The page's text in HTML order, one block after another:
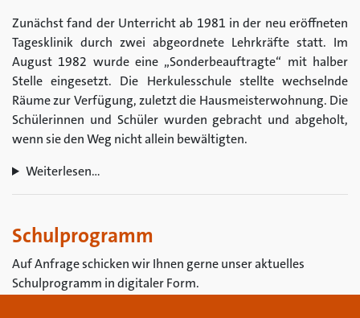
Zunächst fand der Unterricht ab 1981 in der neu eröffneten
Tagesklinik durch zwei abgeordnete Lehrkräfte statt. Im
August 1982 wurde eine „Sonderbeauftragte“ mit halber
Stelle eingesetzt. Die Herkulesschule stellte wechselnde
Räume zur Verfügung, zuletzt die Hausmeisterwohnung. Die
Schülerinnen und Schüler wurden gebracht und abgeholt,
wenn sie den Weg nicht allein bewältigten.
Weiterlesen…
Schulprogramm
Auf Anfrage schicken wir Ihnen gerne unser aktuelles
Schulprogramm in digitaler Form.